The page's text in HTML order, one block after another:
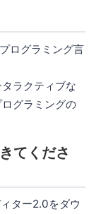
ログラミング言
ラクティブな
グラミングの
てくださ
ター2.0をダウ